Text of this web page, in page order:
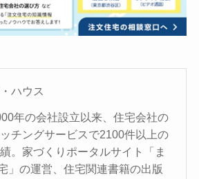
ハウス
年の会社設立以来、住宅会社の
チングサービスで2100件以上の
。家づくりポータルサイト「ま
」の運営、住宅関連書籍の出版